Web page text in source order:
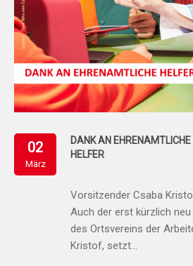
02
März
DANK AN EHRENAMTLICHE
HELFER
Vorsitzender Csaba
Auch der erst kürzlich
des Ortsvereins der
Kristof, setzt…